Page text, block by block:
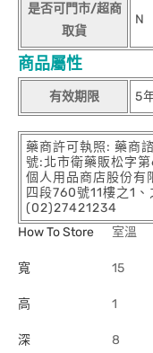
是否可門市/超商
取貨
N
商品屬性
有效期限 5
藥商許可執照: 藥商
號:北市衛藥販松字
個人用品商店股份有
四段760號11樓之1
(02)27421234
How To Store
室溫
寬 15
高 1
深 8